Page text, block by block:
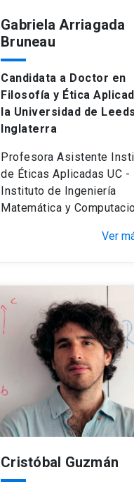
Gabriela Arriagada
Bruneau
Candidata a Doctor en
Filosofía y Ética
la Universidad de
Inglaterra
Profesora Asistente
de Éticas Aplicadas UC -
Instituto de Ingeniería
Matemática y
Ver
Cristóbal Guzmán